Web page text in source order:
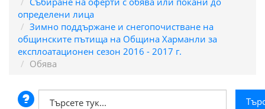
определени лица
Зимно поддържане и снегопочистване на
общинските пътища на Община Харманли за
експлоатационен сезон 2016 - 2017 г.
Обява